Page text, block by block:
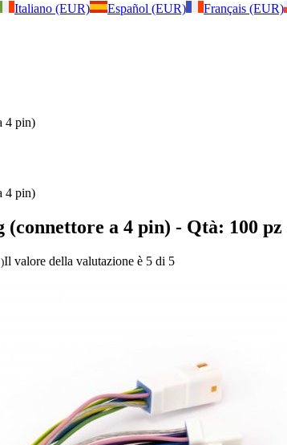
Italiano (EUR) Español (EUR) Français (EUR)
4 pin)
4 pin)
(connettore a 4 pin) - Qtà: 100
)Il valore della valutazione è 5 di 5